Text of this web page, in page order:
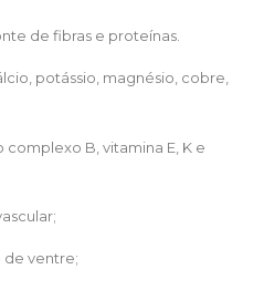
de fibras e proteínas.
potássio, magnésio, cobre,
B, vitamina E, K e
de ventre;